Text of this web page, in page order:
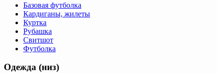
Базовая футболка
Кардиганы, жилеты
Куртка
Рубашка
Свитшот
Футболка
Одежда (низ)